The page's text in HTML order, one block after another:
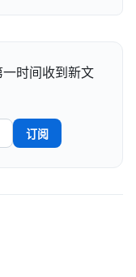
时间收到新文
订阅